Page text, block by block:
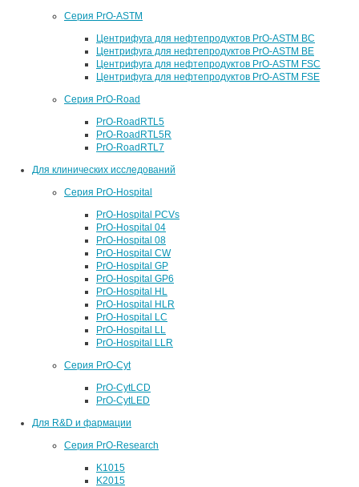
Серия PrO-ASTM
Центрифуга для нефтепродуктов PrO-ASTM BC
Центрифуга для нефтепродуктов PrO-ASTM BE
Центрифуга для нефтепродуктов PrO-ASTM FSC
Центрифуга для нефтепродуктов PrO-ASTM FSE
Серия PrO-Road
PrO-RoadRTL5
PrO-RoadRTL5R
PrO-RoadRTL7
Для клинических исследований
Серия PrO-Hospital
PrO-Hospital PCVs
PrO-Hospital 04
PrO-Hospital 08
PrO-Hospital CW
PrO-Hospital GP
PrO-Hospital GP6
PrO-Hospital HL
PrO-Hospital HLR
PrO-Hospital LC
PrO-Hospital LL
PrO-Hospital LLR
Серия PrO-Cyt
PrO-CytLCD
PrO-CytLED
Для R&D и фармации
Серия PrO-Research
K1015
K2015